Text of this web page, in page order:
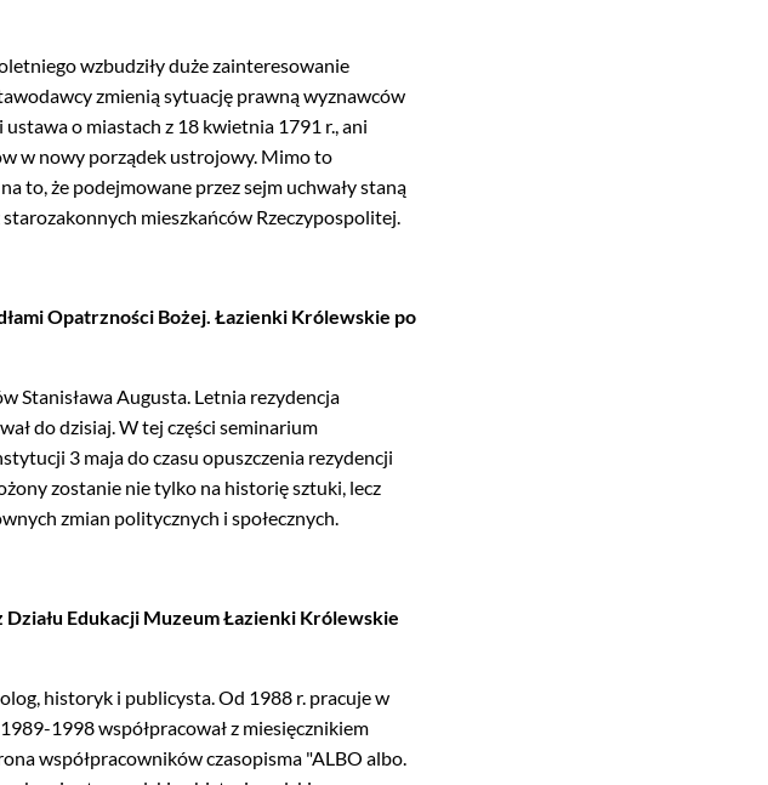
wzbudziły duże zainteresowanie
zmienią sytuację prawną wyznawców
o miastach z 18 kwietnia 1791 r., ani
w nowy porządek ustrojowy. Mimo to
to, że podejmowane przez sejm uchwały staną
mieszkańców Rzeczypospolitej.
Opatrzności Bożej. Łazienki Królewskie po
Stanisława Augusta. Letnia rezydencja
do dzisiaj. W tej części seminarium
3 maja do czasu opuszczenia rezydencji
zostanie nie tylko na historię sztuki, lecz
zmian politycznych i społecznych.
Edukacji Muzeum Łazienki Królewskie
historyk i publicysta. Od 1988 r. pracuje w
1998 współpracował z miesięcznikiem
współpracowników czasopisma "ALBO albo.